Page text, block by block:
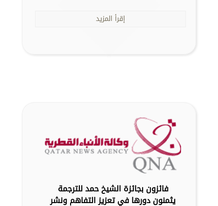
إقرأ المزيد
فائزون بجائزة الشيخ حمد للترجمة
يثمنون دورها في تعزيز التفاهم ونشر